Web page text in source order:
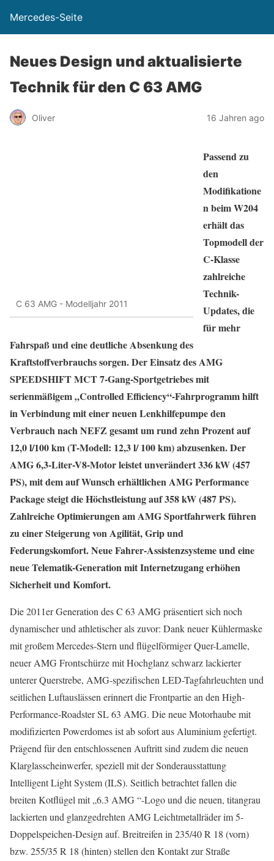
Mercedes-Seite
Neues Design und aktualisierte
Technik für den C 63 AMG
Oliver 16 Jahren ago
C 63 AMG - Modelljahr 2011
Passend zu
den
Modifikatione
n beim W204
erhält das
Topmodell der
C-Klasse
zahlreiche
Technik-
Updates, die
für mehr
Fahrspaß und eine deutliche Absenkung des
Kraftstoffverbrauchs sorgen. Der Einsatz des AMG
SPEEDSHIFT MCT 7-Gang-Sportgetriebes mit
serienmäßigem „Controlled Efficiency“-Fahrprogramm hilft
in Verbindung mit einer neuen Lenkhilfepumpe den
Verbrauch nach NEFZ gesamt um rund zehn Prozent auf
12,0 l/100 km (T-Modell: 12,3 l/ 100 km) abzusenken. Der
AMG 6,3-Liter-V8-Motor leistet unverändert 336 kW (457
PS), mit dem auf Wunsch erhältlichen AMG Perfor­mance
Package steigt die Höchstleistung auf 358 kW (487 PS).
Zahlreiche Optimierungen am AMG Sportfahrwerk führen
zu einer Steigerung von Agilität, Grip und
Federungskomfort. Neue Fahrer-Assistenzsysteme und eine
neue Telematik-Generation mit Internetzugang erhöhen
Sicherheit und Komfort.
Die 2011er Generation des C 63 AMG präsentiert sich noch
dynamischer und athletischer als zuvor: Dank neuer Kühlermaske
mit großem Mercedes-Stern und flügelförmiger Quer-Lamelle,
neuer AMG Frontschürze mit Hochglanz schwarz lackierter
unterer Querstrebe, AMG-spezifischen LED-Tagfahrleuchten und
seitlichen Luftauslässen erinnert die Frontpartie an den High-
Performance-Roadster SL 63 AMG. Die neue Motorhaube mit
modifizierten Powerdomes ist ab sofort aus Aluminium gefertigt.
Prägend für den entschlossenen Auftritt sind zudem die neuen
Klarglasscheinwerfer, speziell mit der Sonderausstattung
Intelligent Light System (ILS). Seitlich betrachtet fallen die
breiten Kotflügel mit „6.3 AMG “-Logo und die neuen, titangrau
lackierten und glanzgedrehten AMG Leichtmetallräder im 5-
Doppelspeichen-Design auf. Breitreifen in 235/40 R 18 (vorn)
bzw. 255/35 R 18 (hinten) stellen den Kontakt zur Straße